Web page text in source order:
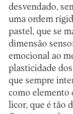
desvendado,
uma ordem
pastel, que se
dimensão
emocional ao
plasticidade
que sempre
como elemento
licor, que é tão